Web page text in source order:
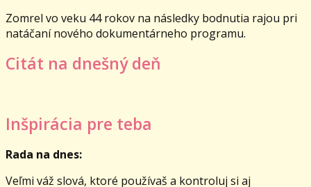
Zomrel vo veku 44 rokov na následky bodnutia rajou pri
natáčaní nového dokumentárneho programu.
Citát na dnešný deň
Inšpirácia pre teba
Rada na dnes:
Veľmi váž slová, ktoré používaš a kontroluj si aj